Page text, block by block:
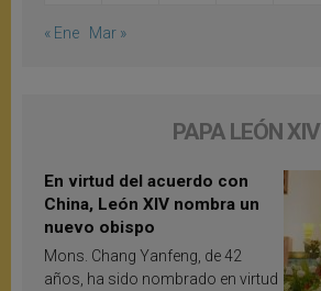
« Ene Mar »
PAPA LEÓN XIV
En virtud del acuerdo con
China, León XIV nombra un
nuevo obispo
Mons. Chang Yanfeng, de 42
años, ha sido nombrado en virtud